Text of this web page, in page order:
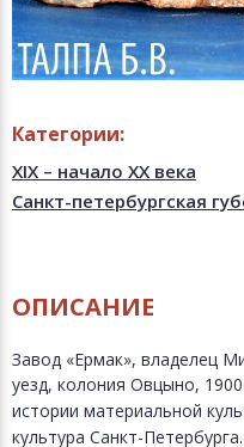
Категории:
XIX – начало XX века
Санкт-петербургская
ОПИСАНИЕ
Завод «Ермак», владелец
уезд, колония Овцыно,
истории материальной
культура Санкт-